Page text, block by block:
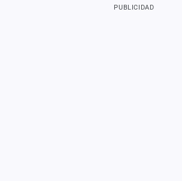
PUBLICIDAD